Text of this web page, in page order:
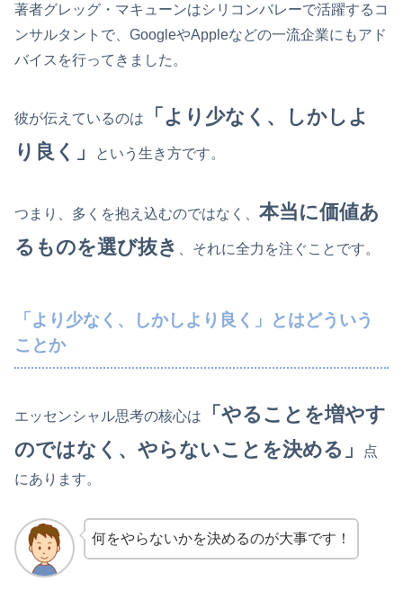
著者グレッグ・マキューンはシリコンバレーで活躍するコ
ンサルタントで、GoogleやAppleなどの一流企業にもアド
バイスを行ってきました。
彼が伝えているのは
「より少なく、しかしよ
り良く」
という生き方です。
つまり、多くを抱え込むのではなく、 本当に価値あ
るものを選び抜き 、それに全力を注ぐことです。
「より少なく、しかしより良く」とはどういう
ことか
エッセンシャル思考の核心は
「やることを増やす
のではなく、やらないことを決める」
点
にあります。
何をやらないかを決めるのが大事です！